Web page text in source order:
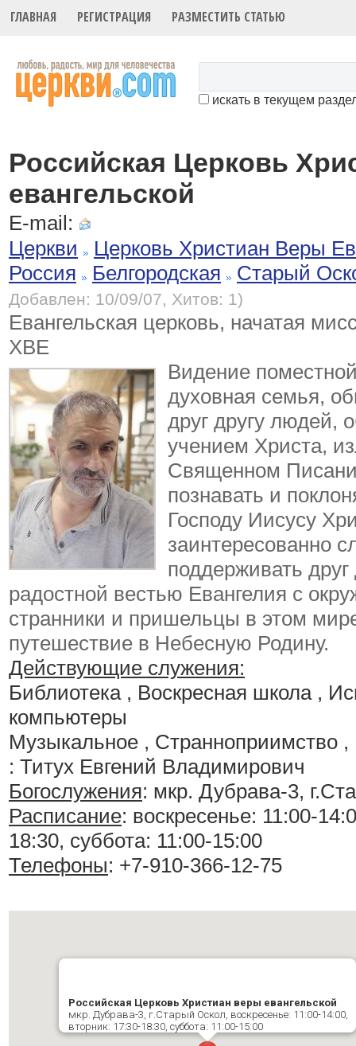
ГЛАВНАЯ РЕГИСТРАЦИЯ РАЗМЕСТИТЬ СТАТЬЮ
искать в текущем
Российская Церковь
евангельской
E-mail:
Церкви
Церковь Христиан Веры
Россия
Белгородская Старый
Добавлен: 10/09/07, Хитов: 1)
Евангельская церковь, начатая
ХВЕ
Видение
духовная семья,
друг другу людей,
учением Христа,
Священном
познавать и
Господу Иисусу
заинтересованно
поддерживать друг
радостной вестью Евангелия с
странники и пришельцы в этом
путешествие в Небесную Родину.
Действующие служения:
Библиотека , Воскресная школа ,
компьютеры
Музыкальное , Странноприимство ,
: Титух Евгений Владимирович
Богослужения: мкр. Дубрава-3,
Расписание: воскресенье: 11:00-
18:30, суббота: 11:00-15:00
Телефоны: +7-910-366-12-75
Российская Церковь Христиан веры евангельской
мкр. Дубрава-3, г.Старый Оскол, воскресенье: 11:00-14:00,
вторник: 17:30-18:30, суббота: 11:00-15:00